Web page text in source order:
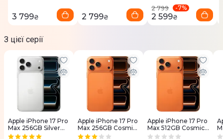
Кількість ядер
Графічний процесор
Apple GPU (6-core graphics)
Смартфон для геймінгу
Процесор
Apple A19 Pro
3 799₴ 2 799₴
2 799 -7%
2 599₴
З цієї серії
Apple iPhone 17 Pro
Max 256GB Silver
(MFYM4)
Apple iPhone 17 Pro
Max 256GB Cosmic
Orange (MFYN4)
Apple iPhone 17 Pro
Max 512GB Cosmic
Orange (MFYT4)